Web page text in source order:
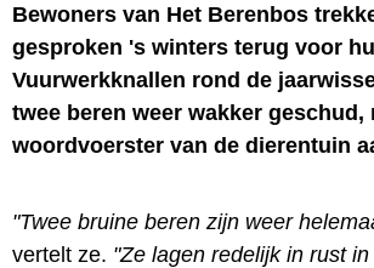
Bewoners van Het Berenbos
gesproken 's winters terug voor
Vuurwerkknallen rond de
twee beren weer wakker geschud,
woordvoerster van de dierentuin
"Twee bruine beren zijn weer
vertelt ze. "Ze lagen redelijk in rust